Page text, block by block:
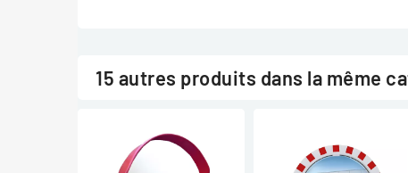
15 autres produits dans la même